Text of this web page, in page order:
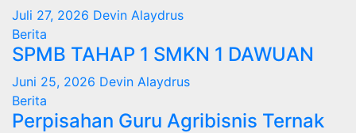
Juli 27, 2026 Devin Alaydrus
Berita
SPMB TAHAP 1 SMKN 1 DAWUAN
Juni 25, 2026 Devin Alaydrus
Berita
Perpisahan Guru Agribisnis Ternak